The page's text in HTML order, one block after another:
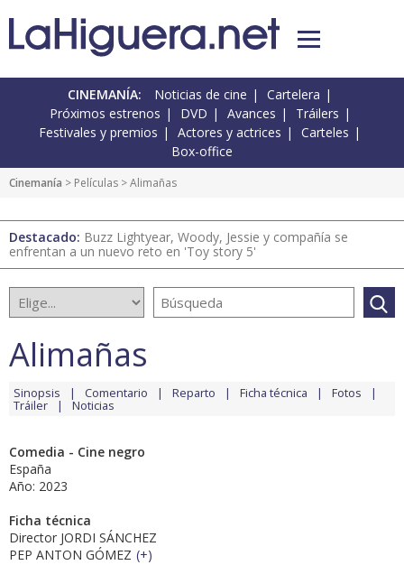
CINEMANÍA: Noticias de cine
Cartelera
Próximos estrenos
DVD Avances
Tráilers
Festivales y premios
Actores y actrices
Carteles
Box-office
Cinemanía > Películas > Alimañas
Destacado: Buzz Lightyear, Woody, Jessie y compañía se
enfrentan a un nuevo reto en 'Toy story 5'
Alimañas
Sinopsis Comentario Reparto Ficha técnica Fotos
Tráiler Noticias
Comedia - Cine negro
España
Año: 2023
Ficha técnica
Director JORDI SÁNCHEZ
PEP ANTON GÓMEZ (+)